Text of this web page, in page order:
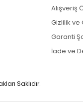
Alışveriş
Gizlilik ve
Garanti
İade ve
Saklıdır.